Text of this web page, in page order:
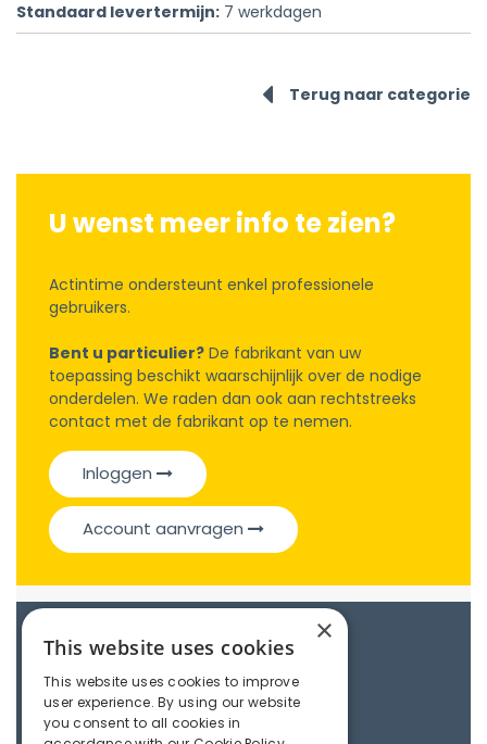
Standaard levertermijn: 7 werkdagen
Terug naar categorie
U wenst meer info te zien?
Actintime ondersteunt enkel professionele
gebruikers.
Bent u particulier? De fabrikant van uw
toepassing beschikt waarschijnlijk over de nodige
onderdelen. We raden dan ook aan rechtstreeks
contact met de fabrikant op te nemen.
Inloggen
Account aanvragen
Catalogue
Couplings
×
This website uses cookies
This website uses cookies to improve
user experience. By using our website
you consent to all cookies in